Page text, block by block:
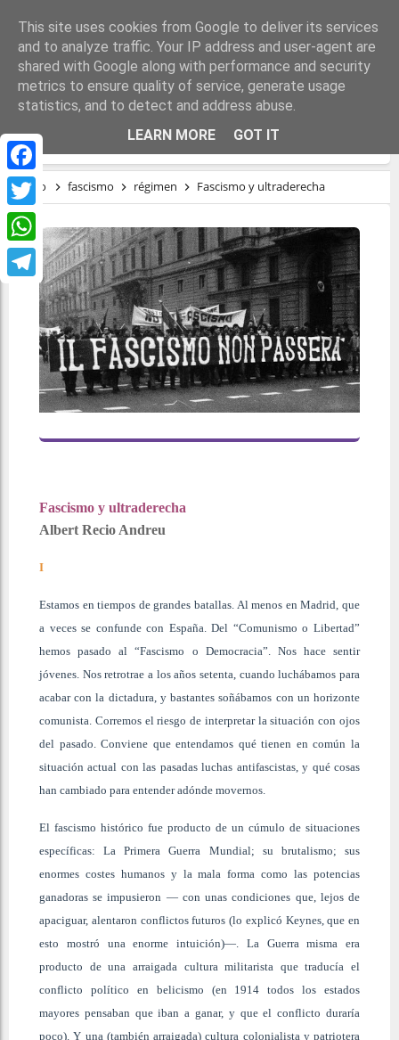
Facebook
Twitter
WhatsApp
Telegram
FASCISMO Y ULTRADERECHA
Inicio fascismo régimen Fascismo y ultraderecha
Fascismo y ultraderecha
Albert Recio Andreu
I
Estamos en tiempos de grandes batallas. Al menos en Madrid, que
a veces se confunde con España. Del “Comunismo o Libertad”
hemos pasado al “Fascismo o Democracia”. Nos hace sentir
jóvenes. Nos retrotrae a los años setenta, cuando luchábamos para
acabar con la dictadura, y bastantes soñábamos con un horizonte
comunista. Corremos el riesgo de interpretar la situación con ojos
del pasado. Conviene que entendamos qué tienen en común la
situación actual con las pasadas luchas antifascistas, y qué cosas
han cambiado para entender adónde movernos.
El fascismo histórico fue producto de un cúmulo de situaciones
específicas: La Primera Guerra Mundial; su brutalismo; sus
enormes costes humanos y la mala forma como las potencias
ganadoras se impusieron — con unas condiciones que, lejos de
apaciguar, alentaron conflictos futuros (lo explicó Keynes, que en
esto mostró una enorme intuición)—. La Guerra misma era
producto de una arraigada cultura militarista que traducía el
conflicto político en belicismo (en 1914 todos los estados
mayores pensaban que iban a ganar, y que el conflicto duraría
poco). Y una (también arraigada) cultura colonialista y patriotera
This site uses cookies from Google to deliver its services
and to analyze traffic. Your IP address and user-agent are
shared with Google along with performance and security
metrics to ensure quality of service, generate usage
statistics, and to detect and address abuse.
LEARN MORE
GOT IT